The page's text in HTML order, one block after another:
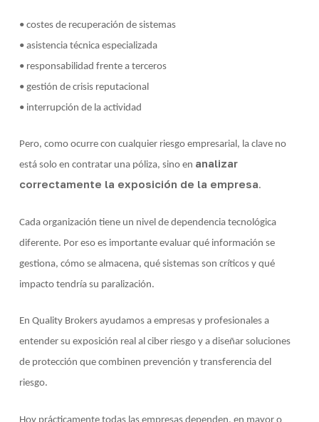
• costes de recuperación de sistemas
• asistencia técnica especializada
• responsabilidad frente a terceros
• gestión de crisis reputacional
• interrupción de la actividad
Pero, como ocurre con cualquier riesgo empresarial, la clave no
está solo en contratar una póliza, sino en analizar
correctamente la exposición de la empresa.
Cada organización tiene un nivel de dependencia tecnológica
diferente. Por eso es importante evaluar qué información se
gestiona, cómo se almacena, qué sistemas son críticos y qué
impacto tendría su paralización.
En Quality Brokers ayudamos a empresas y profesionales a
entender su exposición real al ciber riesgo y a diseñar soluciones
de protección que combinen prevención y transferencia del
riesgo.
Hoy prácticamente todas las empresas dependen, en mayor o